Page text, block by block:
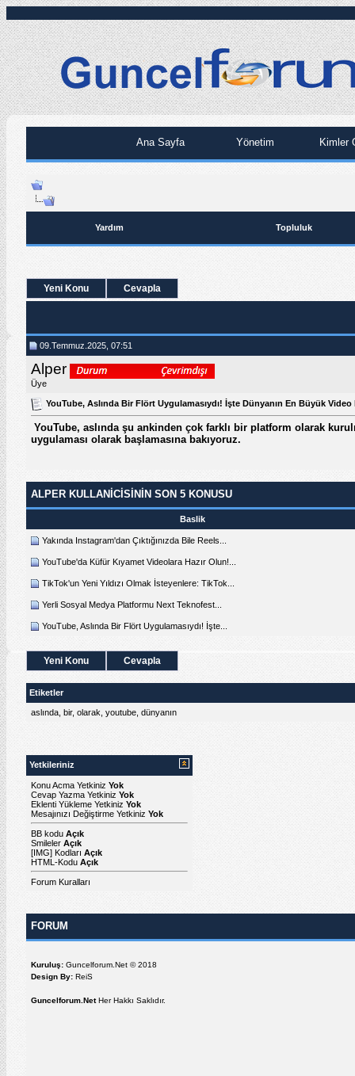
Ana Sayfa Yönetim Kimler
Yardım Topluluk
Yeni Konu Cevapla
09.Temmuz.2025, 07:51
Alper
Üye
YouTube, Aslında Bir Flört Uygulamasıydı! İşte Dünyanın En Büyük
YouTube, aslında şu ankinden çok farklı bir platform olarak
uygulaması olarak başlamasına bakıyoruz.
ALPER KULLANICISININ SON 5 KONUSU
Baslik
Yakında Instagram'dan Çıktığınızda Bile Reels...
YouTube'da Küfür Kıyamet Videolara Hazır Olun!...
TikTok'un Yeni Yıldızı Olmak İsteyenlere: TikTok...
Yerli Sosyal Medya Platformu Next Teknofest...
YouTube, Aslında Bir Flört Uygulamasıydı! İşte...
Yeni Konu Cevapla
Etiketler
aslında bir, olarak youtube dünyanın
Yetkileriniz
Konu Acma Yetkiniz Yok
Cevap Yazma Yetkiniz Yok
Eklenti Yükleme Yetkiniz Yok
Mesajınızı Değiştirme Yetkiniz Yok
BB kodu Açık
Smileler Açık
[IMG] Kodları Açık
HTML-Kodu Açık
Forum Kuralları
FORUM
Kuruluş: Guncelforum.Net © 2018
Design By: ReiS
Guncelforum.NetHer Hakkı Saklıdır.